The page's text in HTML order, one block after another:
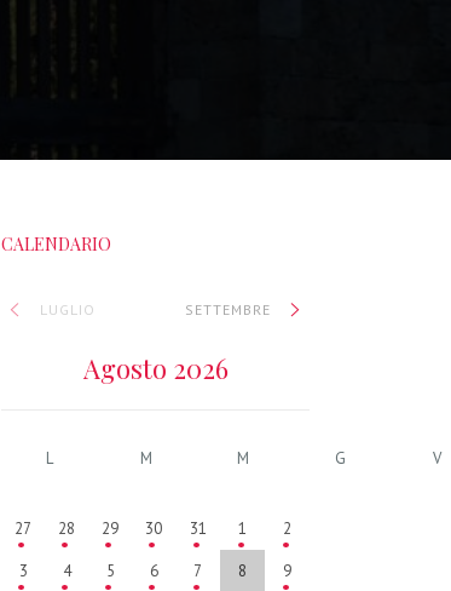
CALENDARIO
LUGLIO
Agosto 2026
SETTEMBRE
L M M G V
27 28 29 30 31 1 2
3 4 5 6 7 8 9